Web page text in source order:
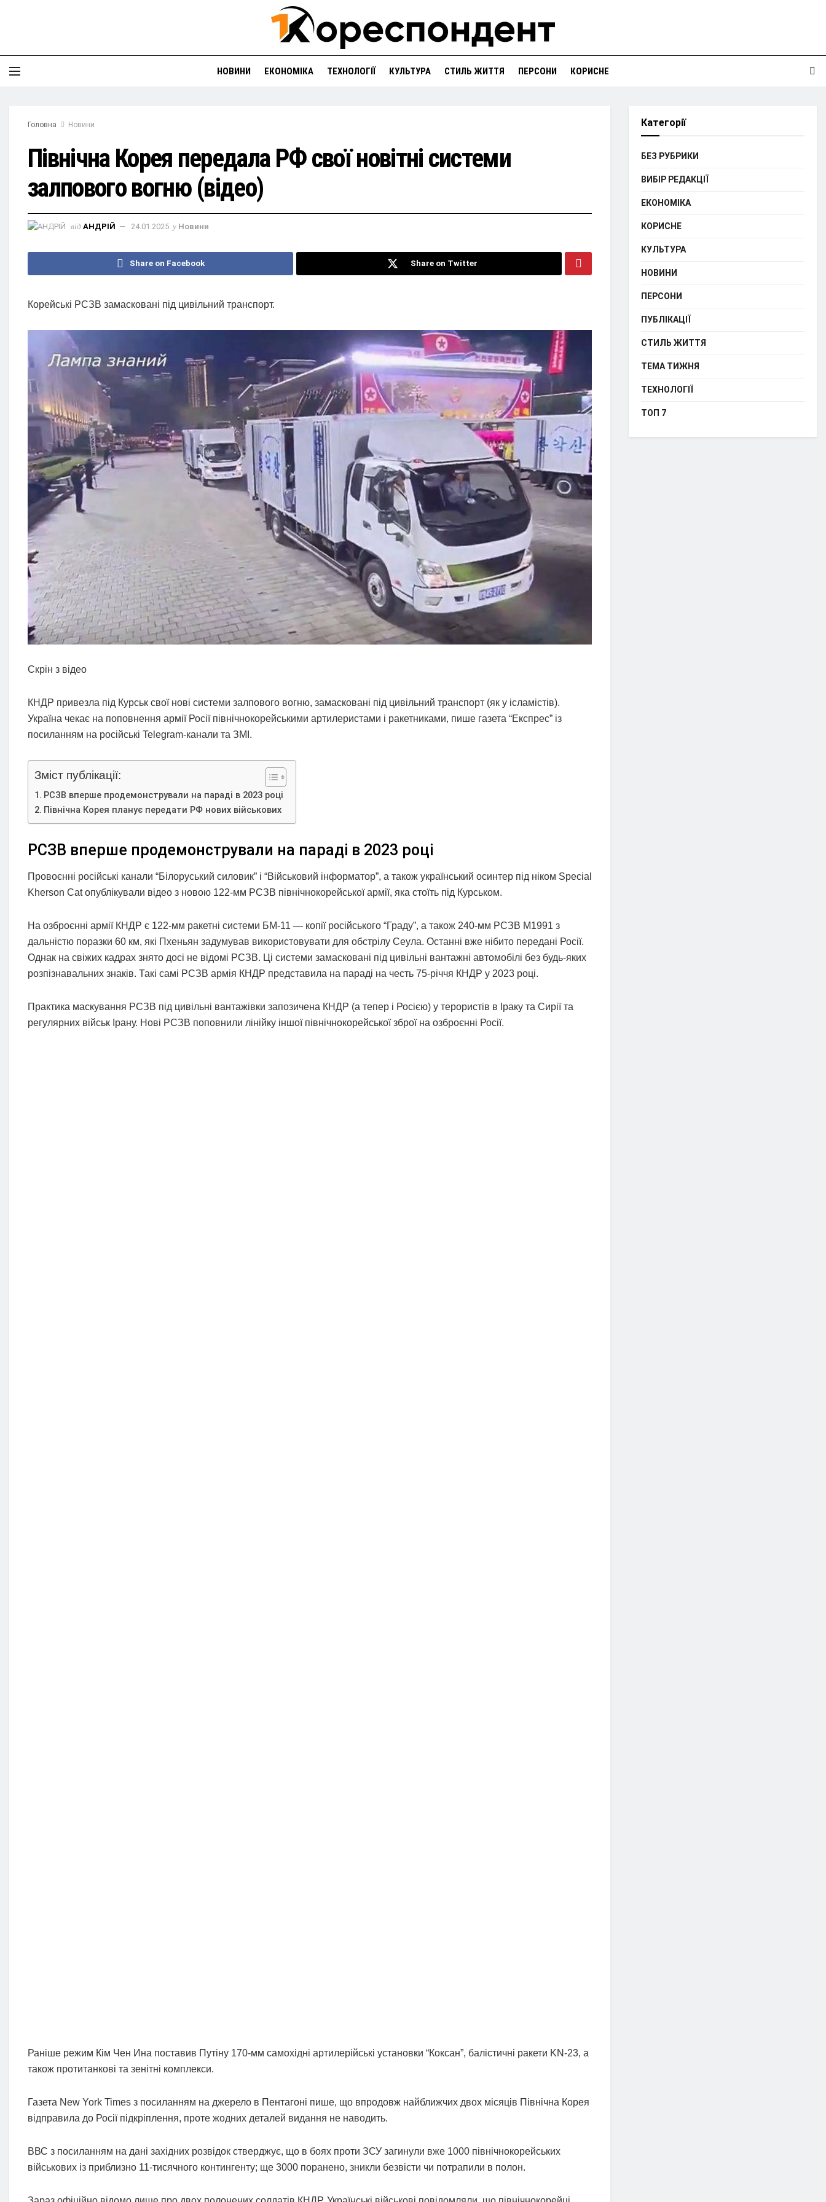
НОВИНИ ЕКОНОМІКА ТЕХНОЛОГІЇ КУЛЬТУРА СТИЛЬ ЖИТТЯ ПЕРСОНИ КОРИСНЕ
Головна Новини
Північна Корея передала РФ свої новітні системи
залпового вогню (відео)
від АНДРІЙ 24.01.2025 у Новини
Share on Facebook Share on Twitter
Корейські РСЗВ замасковані під цивільний транспорт.
Скрін з відео
КНДР привезла під Курськ свої нові системи залпового вогню, замасковані під цивільний транспорт (як у ісламістів).
Україна чекає на поповнення армії Росії північнокорейськими артилеристами і ракетниками, пише газета “Експрес” із
посиланням на російські Telegram-канали та ЗМІ.
Зміст публікації:
РСЗВ вперше продемонстрували на параді в 2023 році
Північна Корея планує передати РФ нових військових
РСЗВ вперше продемонстрували на параді в 2023 році
Провоєнні російські канали “Білоруський силовик” і “Військовий інформатор”, а також український осинтер під ніком Special
Kherson Cat опублікували відео з новою 122-мм РСЗВ північнокорейської армії, яка стоїть під Курськом.
На озброєнні армії КНДР є 122-мм ракетні системи БМ-11 — копії російського “Граду”, а також 240-мм РСЗВ М1991 з
дальністю поразки 60 км, які Пхеньян задумував використовувати для обстрілу Сеула. Останні вже нібито передані Росії.
Однак на свіжих кадрах знято досі не відомі РСЗВ. Ці системи замасковані під цивільні вантажні автомобілі без будь-яких
розпізнавальних знаків. Такі самі РСЗВ армія КНДР представила на параді на честь 75-річчя КНДР у 2023 році.
Практика маскування РСЗВ під цивільні вантажівки запозичена КНДР (а тепер і Росією) у терористів в Іраку та Сирії та
регулярних військ Ірану. Нові РСЗВ поповнили лінійку іншої північнокорейської зброї на озброєнні Росії.
Раніше режим Кім Чен Ина поставив Путіну 170-мм самохідні артилерійські установки “Коксан”, балістичні ракети KN-23, а
також протитанкові та зенітні комплекси.
Газета New York Times з посиланням на джерело в Пентагоні пише, що впродовж найближчих двох місяців Північна Корея
відправила до Росії підкріплення, проте жодних деталей видання не наводить.
ВВС з посиланням на дані західних розвідок стверджує, що в боях проти ЗСУ загинули вже 1000 північнокорейських
військових із приблизно 11-тисячного контингенту; ще 3000 поранено, зникли безвісти чи потрапили в полон.
Категорії
БЕЗ РУБРИКИ
ВИБІР РЕДАКЦІЇ
ЕКОНОМІКА
КОРИСНЕ
КУЛЬТУРА
НОВИНИ
ПЕРСОНИ
ПУБЛІКАЦІЇ
СТИЛЬ ЖИТТЯ
ТЕМА ТИЖНЯ
ТЕХНОЛОГІЇ
ТОП 7